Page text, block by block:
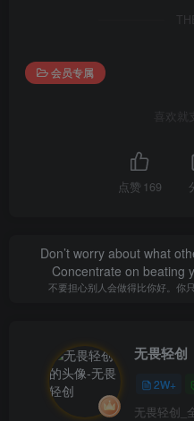
会员专属
喜欢
点赞 169
Don’t worry about what
Concentrate on beating
不要担心别人会做得比你好。你
无畏轻创
2W+
无畏轻创_